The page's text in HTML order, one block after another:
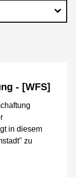
- [WFS]
in diesem
zu